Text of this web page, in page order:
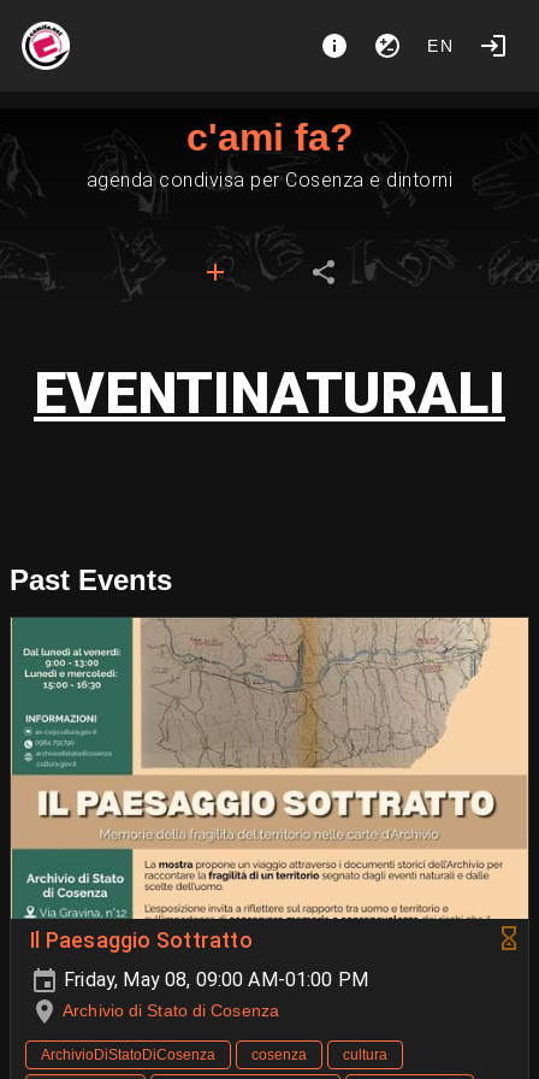
EN
c'ami fa?
agenda condivisa per Cosenza e dintorni
EVENTINATURALI
Past Events
Il Paesaggio Sottratto
Friday, May 08, 09:00 AM-01:00 PM
Archivio di Stato di Cosenza
ArchivioDiStatoDiCosenza cosenza cultura